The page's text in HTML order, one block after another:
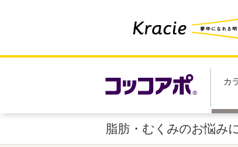
脂肪・むくみのお悩み
カ